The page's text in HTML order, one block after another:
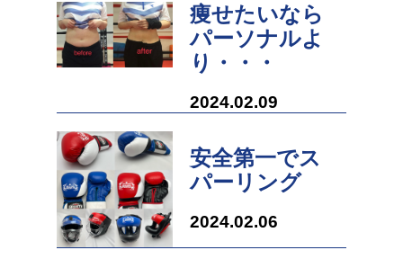
痩せたいなら
パーソナルよ
り・・・
2024.02.09
安全第一でス
パーリング
2024.02.06